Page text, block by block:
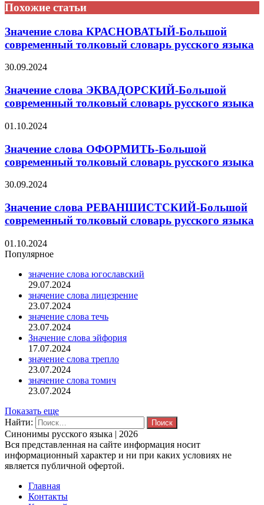
Похожие статьи
Значение слова КРАСНОВАТЫЙ-Большой
современный толковый словарь русского языка
30.09.2024
Значение слова ЭКВАДОРСКИЙ-Большой
современный толковый словарь русского языка
01.10.2024
Значение слова ОФОРМИТЬ-Большой
современный толковый словарь русского языка
30.09.2024
Значение слова РЕВАНШИСТСКИЙ-Большой
современный толковый словарь русского языка
01.10.2024
Популярное
значение слова югославский
29.07.2024
значение слова лицезрение
23.07.2024
значение слова течь
23.07.2024
Значение слова эйфория
17.07.2024
значение слова трепло
23.07.2024
значение слова томич
23.07.2024
Показать еще
Найти:
Синонимы русского языка | 2026
Вся представленная на сайте информация носит
информационный характер и ни при каких условиях не
является публичной офертой.
Главная
Контакты